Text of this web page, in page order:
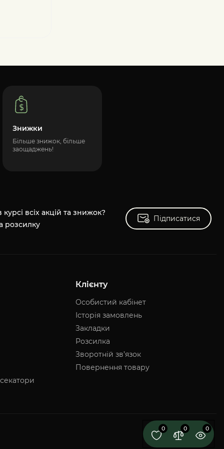
0 0 0
Знижки
Більше знижок, більше
заощаджень!
всіх акцій та знижок?
розсилку
Підписатися
Підписатися
Клієнту
Особистий кабінет
Історія замовлень
Закладки
Розсилка
Зворотній зв’язок
Повернення товару
Легко сад © 2026